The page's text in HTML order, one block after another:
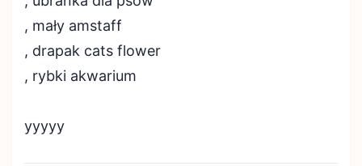
, mały amstaff
, drapak cats flower
, rybki akwarium
yyyyy